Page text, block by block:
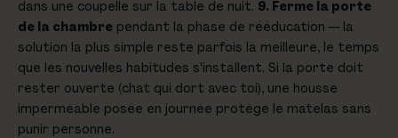
dans une coupelle sur la table de nuit. 9. Ferme la porte
de la chambre pendant la phase de rééducation — la
solution la plus simple reste parfois la meilleure, le temps
que les nouvelles habitudes s'installent. Si la porte doit
rester ouverte (chat qui dort avec toi), une housse
imperméable posée en journée protège le matelas sans
punir personne.